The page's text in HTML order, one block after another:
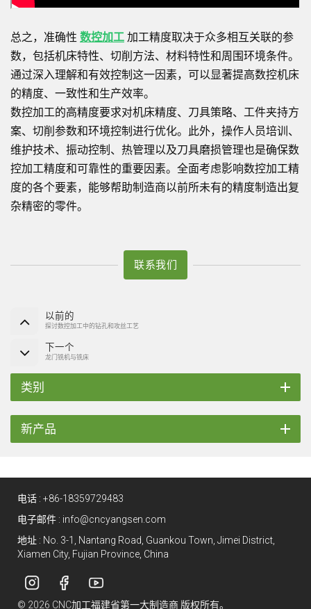
总之，准确性 数控加工 加工精度取决于众多相互关联的参
数，包括机床特性、切削方法、材料特性和周围环境条件。
通过深入理解和有效控制这一因素，可以显著提高数控机床
的精度、一致性和生产效率。
数控加工的高精度要求对机床精度、刀具策略、工件夹持方
案、切削参数和环境控制进行优化。此外，操作人员培训、
维护技术、振动控制、热管理以及刀具磨损管理也是确保数
控加工精度和可靠性的重要因素。全面考虑影响数控加工精
度的各个要素，能够帮助制造商以前所未有的精度制造出复
杂精密的零件。
联系我们
以前的
探讨数控加工中的钻孔和攻丝工艺
下一个
龙门铣机与铣床
类别
新产品
电话 : +86-18359729483
电子邮件 : info@cncyangsen.com
地址 : No. 3-1, Nantang Road, Guankou Town, Jimei District,
Xiamen City, Fujian Province, China
© 2026 CNC加工福建省第一大制造商 版权所有。